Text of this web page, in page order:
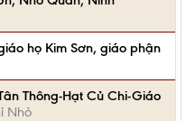
họ Kim Sơn, giáo phận
Thông-Hạt Củ Chi-Giáo
Nhỏ